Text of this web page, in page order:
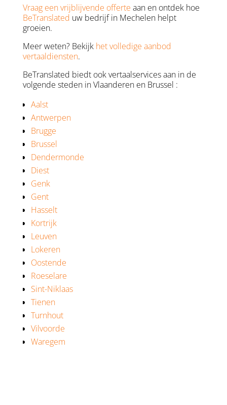
Vraag een vrijblijvende offerte aan en ontdek hoe
BeTranslated uw bedrijf in Mechelen helpt
groeien.
Meer weten? Bekijk het volledige aanbod
vertaaldiensten.
BeTranslated biedt ook vertaalservices aan in de
volgende steden in Vlaanderen en Brussel :
Aalst
Antwerpen
Brugge
Brussel
Dendermonde
Diest
Genk
Gent
Hasselt
Kortrijk
Leuven
Lokeren
Oostende
Roeselare
Sint-Niklaas
Tienen
Turnhout
Vilvoorde
Waregem